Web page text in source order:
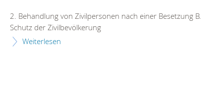
2. Behandlung von Zivilpersonen nach einer Besetzung B.
Schutz der Zivilbevölkerung
Weiterlesen